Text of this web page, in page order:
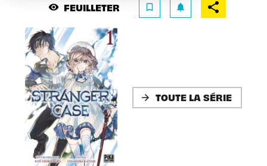
visibility FEUILLETER bookmark_border notifications
arrow_forward TOUTE LA SÉRIE